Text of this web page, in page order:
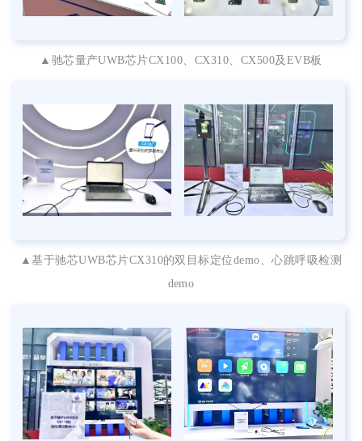
▲驰芯量产UWB芯片CX100、CX310、CX500及EVB板
▲基于驰芯UWB芯片CX310的双目标定位demo、心跳呼吸检测
demo